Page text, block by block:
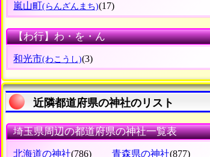
嵐山町(らんざんまち)(17)
【わ行】わ・を・ん
和光市(わこうし)(3)
近隣都道府県の神社のリスト
埼玉県周辺の都道府県の神社一覧表
北海道の神社(786) 青森県の神社(877)